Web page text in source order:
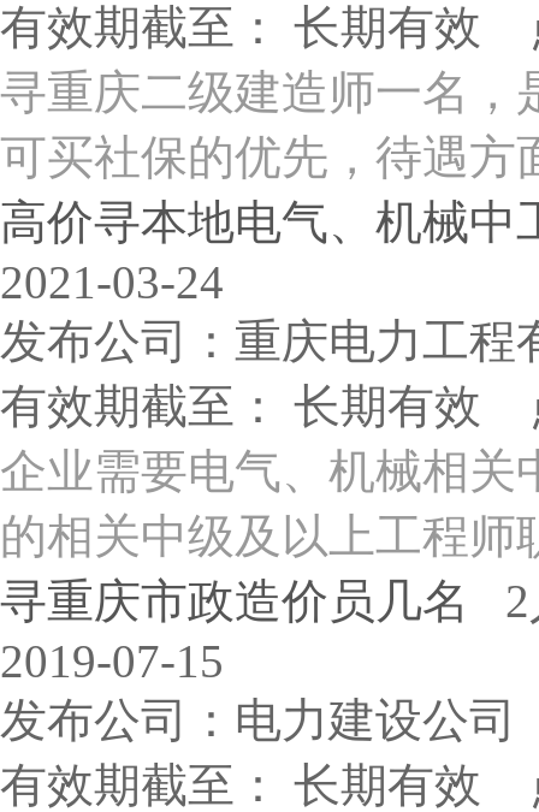
有效期截至： 长期有效
寻重庆二级建造师一名，
可买社保的优先，待遇方
高价寻本地电气、机械中
2021-03-24
发布公司：重庆电力工程
有效期截至： 长期有效
企业需要电气、机械相关
的相关中级及以上工程师
寻重庆市政造价员几名
2
2019-07-15
发布公司：电力建设公司
有效期截至： 长期有效